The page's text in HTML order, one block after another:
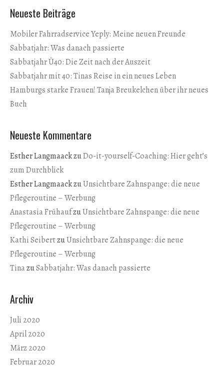
Neueste Beiträge
Mobiler Fahrradservice Yeply: Meine neuen Freunde
Sabbatjahr: Was danach passierte
Sabbatjahr Ü40: Die Zeit nach der Auszeit
Sabbatjahr mit 40: Tinas Reise in ein neues Leben
Hamburgs starke Frauen! Tanja Breukelchen über ihr neues
Buch
Neueste Kommentare
Esther LangmaackzuDo-it-yourself-Coaching: Hier geht’s
zum Durchblick
Esther LangmaackzuUnsichtbare Zahnspange: die neue
Pflegeroutine – Werbung
Anastasia FrühaufzuUnsichtbare Zahnspange: die neue
Pflegeroutine – Werbung
Kathi SeibertzuUnsichtbare Zahnspange: die neue
Pflegeroutine – Werbung
TinazuSabbatjahr: Was danach passierte
Archiv
Juli 2020
April 2020
März 2020
Februar 2020